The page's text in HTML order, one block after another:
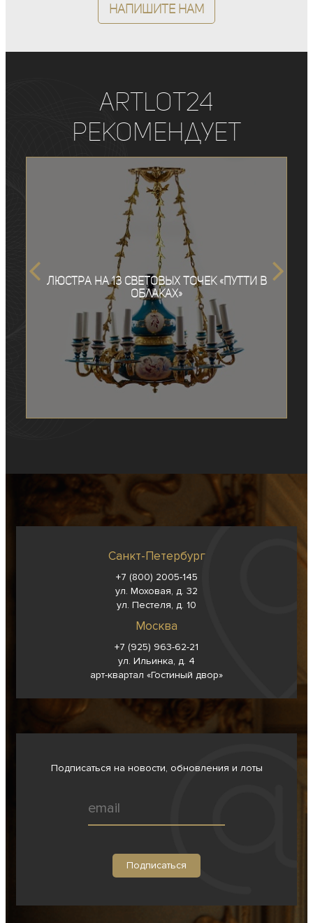
Напишите нам
ArtLot24
рекомендует
Люстра на 13 световых точек «Путти в
облаках»
Санкт-Петербург
+7 (800) 2005-145
ул. Моховая, д. 32
ул. Пестеля, д. 10
Москва
+7 (925) 963-62-21
ул. Ильинка, д. 4
арт-квартал «Гостиный двор»
Подписаться на новости, обновления и лоты